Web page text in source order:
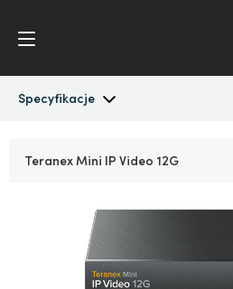
Specyfikacje
Austria
Brazil
Teranex Mini IP Video 12G